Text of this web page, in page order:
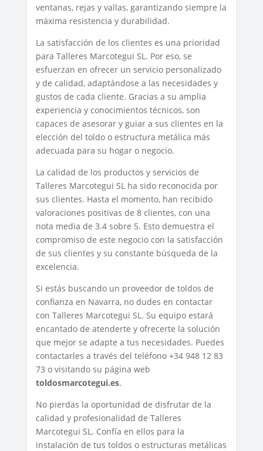
ventanas, rejas y vallas, garantizando siempre la
máxima resistencia y durabilidad.
La satisfacción de los clientes es una prioridad
para Talleres Marcotegui SL. Por eso, se
esfuerzan en ofrecer un servicio personalizado
y de calidad, adaptándose a las necesidades y
gustos de cada cliente. Gracias a su amplia
experiencia y conocimientos técnicos, son
capaces de asesorar y guiar a sus clientes en la
elección del toldo o estructura metálica más
adecuada para su hogar o negocio.
La calidad de los productos y servicios de
Talleres Marcotegui SL ha sido reconocida por
sus clientes. Hasta el momento, han recibido
valoraciones positivas de 8 clientes, con una
nota media de 3.4 sobre 5. Esto demuestra el
compromiso de este negocio con la satisfacción
de sus clientes y su constante búsqueda de la
excelencia.
Si estás buscando un proveedor de toldos de
confianza en Navarra, no dudes en contactar
con Talleres Marcotegui SL. Su equipo estará
encantado de atenderte y ofrecerte la solución
que mejor se adapte a tus necesidades. Puedes
contactarles a través del teléfono +34 948 12 83
73 o visitando su página web
toldosmarcotegui.es.
No pierdas la oportunidad de disfrutar de la
calidad y profesionalidad de Talleres
Marcotegui SL. Confía en ellos para la
instalación de tus toldos o estructuras metálicas